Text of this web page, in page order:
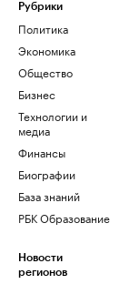
Рубрики
Политика
Экономика
Общество
Бизнес
Технологии и
медиа
Финансы
Биографии
База знаний
РБК Образование
Новости
регионов